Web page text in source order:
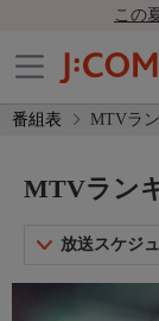
この
番組表 MTVラ
MTVラン
放送スケジ